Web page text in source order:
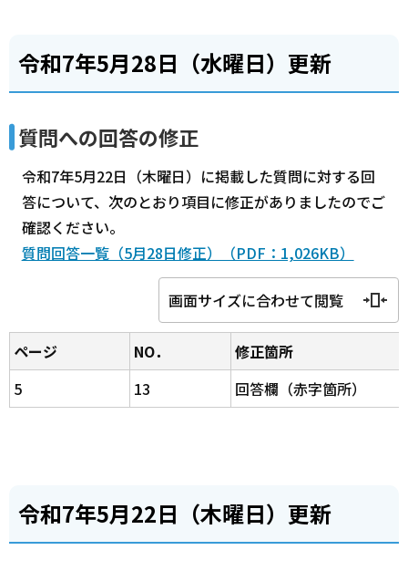
令和7年5月28日（水曜日）更新
質問への回答の修正
令和7年5月22日（木曜日）に掲載した質問に対する回
答について、次のとおり項目に修正がありましたのでご
確認ください。
質問回答一覧（5月28日修正）（PDF：1,026KB）
画面サイズに合わせて閲覧
ページ NO．
修正箇所
5
13 回答欄（赤字箇所）
令和7年5月22日（木曜日）更新